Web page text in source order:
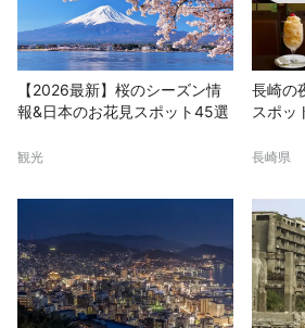
【2026最新】桜のシーズン情
報&日本のお花見スポット45選
観光
長崎の
スポッ
長崎県